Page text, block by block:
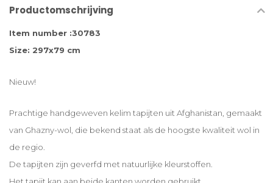
Productomschrijving
Item number :30783
Size: 297x79 cm
Nieuw!
Prachtige handgeweven kelim tapijten uit Afghanistan, gemaakt
van Ghazny-wol, die bekend staat als de hoogste kwaliteit wol in
de regio.
De tapijten zijn geverfd met natuurlijke kleurstoffen.